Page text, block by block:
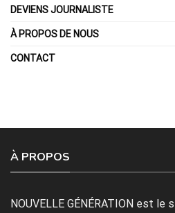
DEVIENS JOURNALISTE
À PROPOS DE NOUS
CONTACT
À PROPOS
NOUVELLE GÉNÉRATION est le